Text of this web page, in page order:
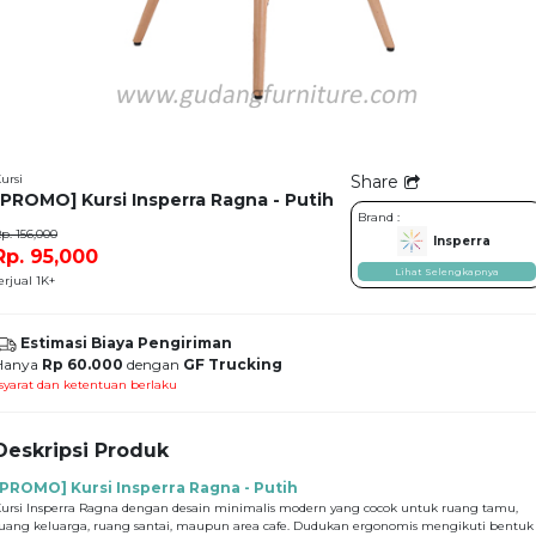
Kursi Insperra Ragna - Putih
95,000
156,000
1K+
Share
Brand :
Insperra
Lihat Selengkapnya
Estimasi Biaya Pengiriman
Rp 60.000 dengan GF Trucking
dan ketentuan berlaku
Produk
Kursi Insperra Ragna - Putih
Insperra Ragna dengan desain minimalis modern yang cocok untuk ruang tamu,
keluarga, ruang santai, maupun area cafe. Dudukan ergonomis mengikuti bentuk